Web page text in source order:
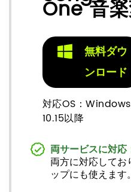
One 音
無料ダウ
ンロード
対応OS：
10.15以降
両サービスに対応
両方に対応して
ップにも使えます。